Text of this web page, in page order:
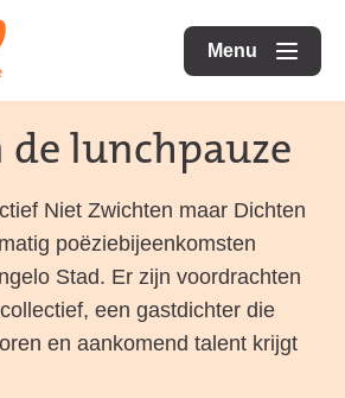
Menu
openen
de lunchpauze
Niet Zwichten maar Dichten
poëziebijeenkomsten
Stad. Er zijn voordrachten
een gastdichter die
en aankomend talent krijgt